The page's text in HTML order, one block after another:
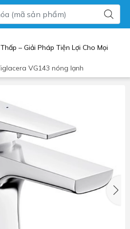
– Giải Pháp Tiện Lợi Cho Mọi
VG143 nóng lạnh